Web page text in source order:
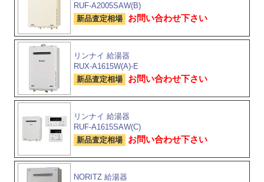
RUF-A2005SAW(B)
新品査定相場 お問い合わせ下さい
リンナイ 給湯器
RUX-A1615W(A)-E
新品査定相場 お問い合わせ下さい
リンナイ 給湯器
RUF-A1615SAW(C)
新品査定相場 お問い合わせ下さい
NORITZ 給湯器